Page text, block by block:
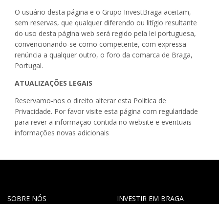
O usuário desta página e o Grupo InvestBraga aceitam,
sem reservas, que qualquer diferendo ou litígio resultante
do uso desta página web será regido pela lei portuguesa,
convencionando-se como competente, com expressa
renúncia a qualquer outro, o foro da comarca de Braga,
Portugal.
ATUALIZAÇÕES LEGAIS
Reservamo-nos o direito alterar esta Política de
Privacidade. Por favor visite esta página com regularidade
para rever a informação contida no website e eventuais
informações novas adicionais
SOBRE NÓS
INVESTIR EM BRAGA